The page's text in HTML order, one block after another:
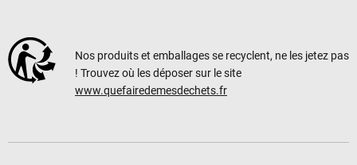
Nos produits et emballages se recyclent, ne les jetez pas
! Trouvez où les déposer sur le site
www.quefairedemesdechets.fr